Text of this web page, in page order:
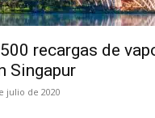
recargas de
Singapur
julio de 2020